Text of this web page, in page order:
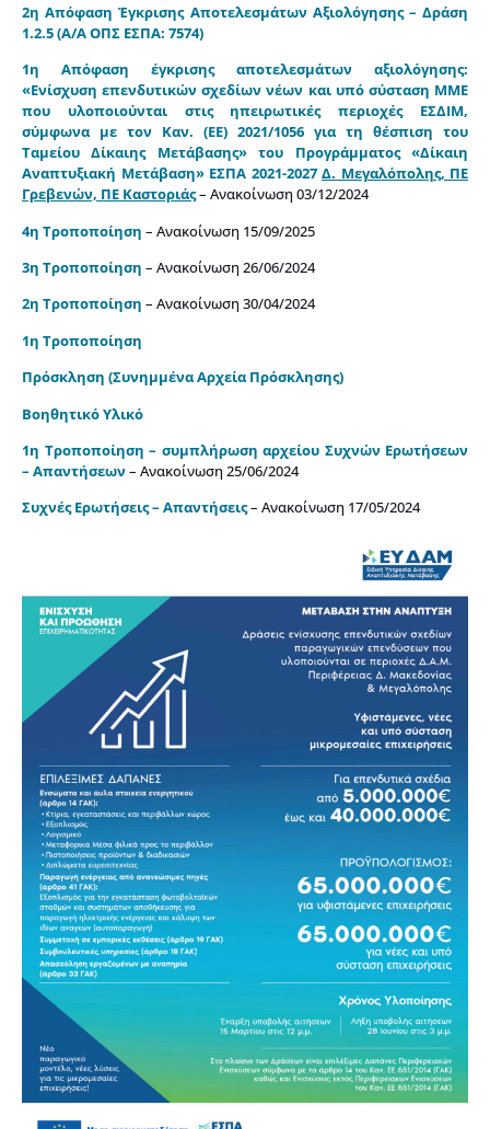
2η Απόφαση Έγκρισης Αποτελεσμάτων Αξιολόγησης – Δράση
1.2.5 (Α/Α ΟΠΣ ΕΣΠΑ: 7574)
1η Απόφαση έγκρισης αποτελεσμάτων αξιολόγησης:
«Ενίσχυση επενδυτικών σχεδίων νέων και υπό σύσταση ΜΜΕ
που υλοποιούνται στις ηπειρωτικές περιοχές ΕΣΔΙΜ,
σύμφωνα με τον Καν. (ΕΕ) 2021/1056 για τη θέσπιση του
Ταμείου Δίκαιης Μετάβασης» του Προγράμματος «Δίκαιη
Αναπτυξιακή Μετάβαση» ΕΣΠΑ 2021-2027 Δ. Μεγαλόπολης, ΠΕ
Γρεβενών, ΠΕ Καστοριάς– Ανακοίνωση 03/12/2024
4η Τροποποίηση – Ανακοίνωση 15/09/2025
3η Τροποποίηση – Ανακοίνωση 26/06/2024
2η Τροποποίηση – Ανακοίνωση 30/04/2024
1η Τροποποίηση
Πρόσκληση (Συνημμένα Αρχεία Πρόσκλησης)
Βοηθητικό Υλικό
1η Τροποποίηση – συμπλήρωση αρχείου Συχνών Ερωτήσεων
– Απαντήσεων– Ανακοίνωση 25/06/2024
Συχνές Ερωτήσεις – Απαντήσεις– Ανακοίνωση 17/05/2024